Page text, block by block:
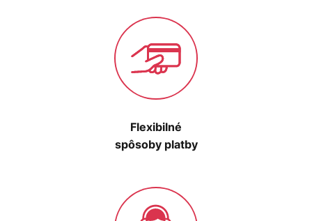
Flexibilné
spôsoby platby